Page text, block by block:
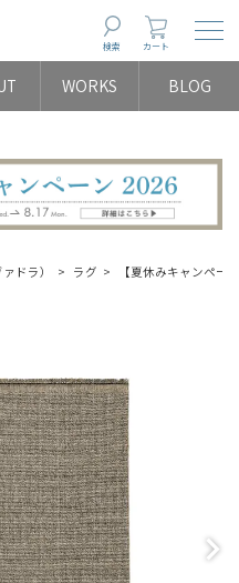
検索 カート
WORKS BLOG
ドラ） ラグ 【夏休みキャンペー